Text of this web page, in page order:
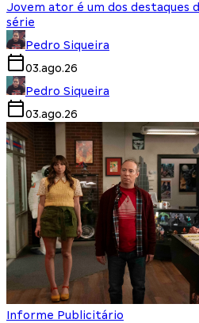
Jovem ator é um dos destaques
série
Pedro Siqueira
03.ago.26
Pedro Siqueira
03.ago.26
Informe Publicitário